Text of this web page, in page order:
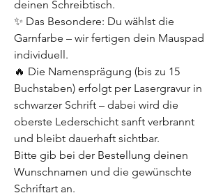
deinen Schreibtisch.
✨ Das Besondere: Du wählst die
Garnfarbe – wir fertigen dein Mauspad
individuell.
🔥 Die Namensprägung (bis zu 15
Buchstaben) erfolgt per Lasergravur in
schwarzer Schrift – dabei wird die
oberste Lederschicht sanft verbrannt
und bleibt dauerhaft sichtbar.
Bitte gib bei der Bestellung deinen
Wunschnamen und die gewünschte
Schriftart an.